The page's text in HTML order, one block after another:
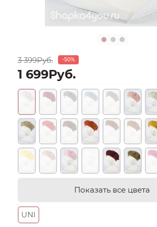
3 399Руб. -50%
1 699Руб.
Показать все цвета
UNI